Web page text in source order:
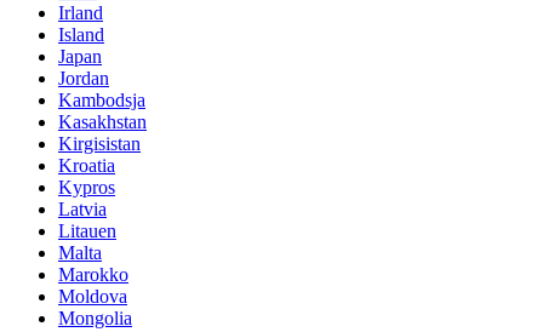
Irland
Island
Japan
Jordan
Kambodsja
Kasakhstan
Kirgisistan
Kroatia
Kypros
Latvia
Litauen
Malta
Marokko
Moldova
Mongolia